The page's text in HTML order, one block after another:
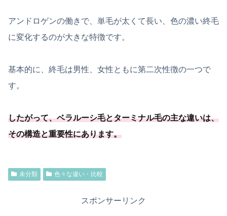
アンドロゲンの働きで、単毛が太くて長い、色の濃い終毛
に変化するのが大きな特徴です。
基本的に、終毛は男性、女性ともに第二次性徴の一つで
す。
したがって、ベラルーシ毛とターミナル毛の主な違いは、
その構造と重要性にあります。
未分類 色々な違い・比較
スポンサーリンク